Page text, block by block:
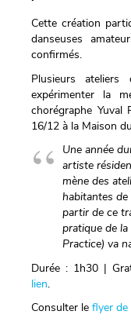
Cette création
danseuses
confirmés.
Plusieurs
expérimenter la
chorégraphe
16/12 à la Maison
Une année
artiste
mène des
habitantes de
partir de ce
pratique de
Practice) va
Durée : 1h30 |
lien.
Consulter le flyer de